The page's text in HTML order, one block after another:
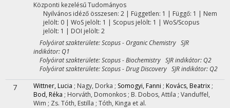
Központi kezelésűTudományos
Nyilvános idéző összesen: 2| Független: 1 | Függő: 1 | Nem
jelölt: 0 | WoS jelölt: 1 | Scopus jelölt: 1 | WoS/Scopus
jelölt: 1 | DOI jelölt: 2
Folyóirat szakterülete: Scopus - Organic Chemistry SJR
indikátor: Q1
Folyóirat szakterülete: Scopus - Biochemistry SJR indikátor: Q2
Folyóirat szakterülete: Scopus - Drug Discovery SJR indikátor: Q2
7 Wittner, Lucia ; Nagy, Dorka ; Somogyi, Fanni ; Kovács, Beatrix ;
Bod, Réka ; Horváth, Domonkos ; B. Dobos, Attila ; Vanduffel,
Wim ; Zs. Tóth, Estilla ; Tóth, Kinga et al.